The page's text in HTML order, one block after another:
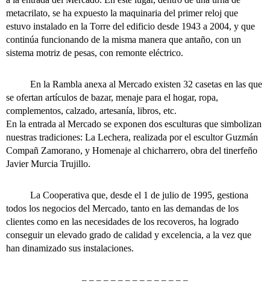
metacrilato, se ha expuesto la maquinaria del primer reloj que
estuvo instalado en la Torre del edificio desde 1943 a 2004, y que
continúa funcionando de la misma manera que antaño, con un
sistema motriz de pesas, con remonte eléctrico.
En la Rambla anexa al Mercado existen 32 casetas en las que
se ofertan artículos de bazar, menaje para el hogar, ropa,
complementos, calzado, artesanía, libros, etc.
En la entrada al Mercado se exponen dos esculturas que simbolizan
nuestras tradiciones: La Lechera, realizada por el escultor Guzmán
Compañ Zamorano, y Homenaje al chicharrero, obra del tinerfeño
Javier Murcia Trujillo.
La Cooperativa que, desde el 1 de julio de 1995, gestiona
todos los negocios del Mercado, tanto en las demandas de los
clientes como en las necesidades de los recoveros, ha logrado
conseguir un elevado grado de calidad y excelencia, a la vez que
han dinamizado sus instalaciones.
– – – – – – – – – – – – – – –